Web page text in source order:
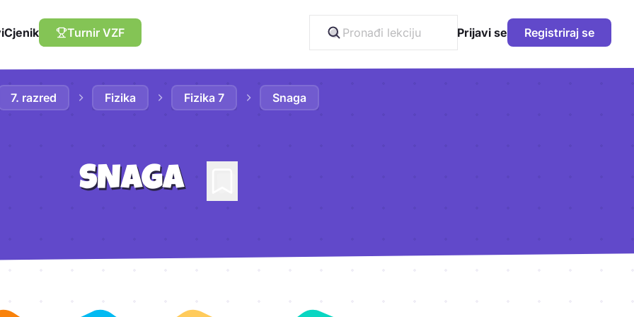
Cjenik Turnir VZF Prijavi se Registriraj se
7. razred
Fizika Fizika 7 Snaga
SNAGA